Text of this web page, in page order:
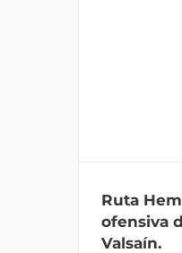
Ruta
ofensiva
Valsaín.